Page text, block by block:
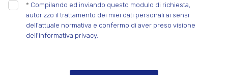
* Compilando ed inviando questo modulo di richiesta,
autorizzo il trattamento dei miei dati personali ai sensi
dell'attuale normativa e confermo di aver preso visione
dell'informativa privacy.